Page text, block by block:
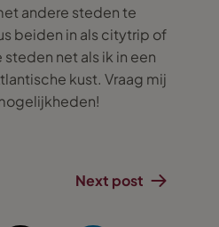
andere steden te
beiden in als citytrip of
net als ik in een
kust. Vraag mij
Next post